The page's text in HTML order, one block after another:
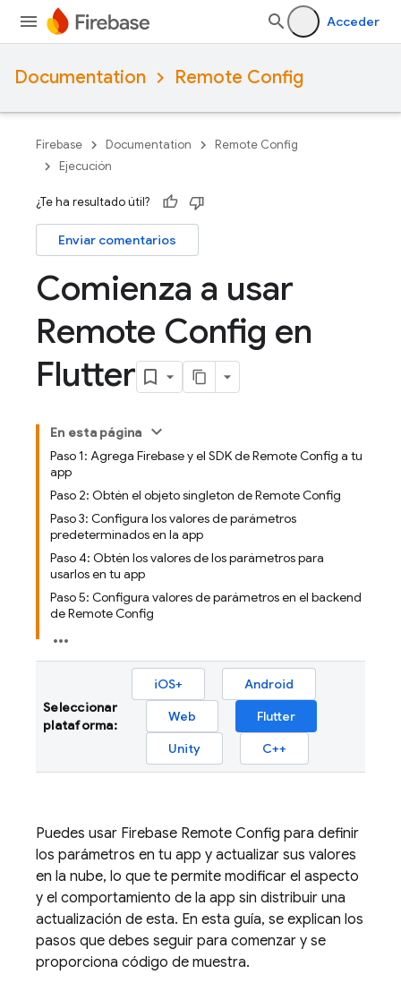
Acceder
Documentation Remote Config
Firebase Documentation
Remote Config
Ejecución
¿Te ha resultado útil?
Enviar comentarios
Comienza a usar
Remote Config en
Flutter
En esta página
Paso 1: Agrega Firebase y el SDK de Remote Config a tu
app
Paso 2: Obtén el objeto singleton de Remote Config
Paso 3: Configura los valores de parámetros
predeterminados en la app
Paso 4: Obtén los valores de los parámetros para
usarlos en tu app
Paso 5: Configura valores de parámetros en el backend
de Remote Config
Seleccionar
plataforma:
iOS+
Android
Web
Flutter
Unity
C++
Puedes usar Firebase Remote Config para definir
los parámetros en tu app y actualizar sus valores
en la nube, lo que te permite modificar el aspecto
y el comportamiento de la app sin distribuir una
actualización de esta. En esta guía, se explican los
pasos que debes seguir para comenzar y se
proporciona código de muestra.